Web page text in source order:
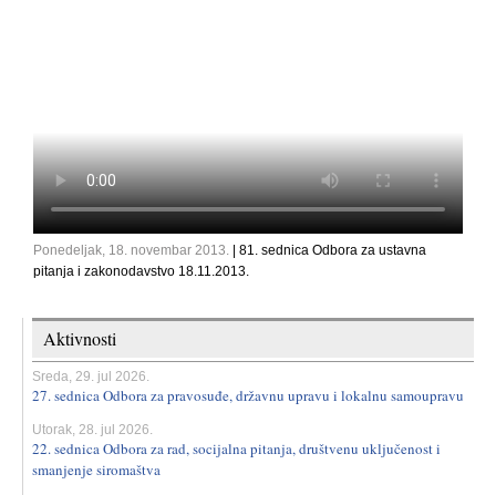
Ponedeljak, 18. novembar 2013.
| 81. sednica Odbora za ustavna
pitanja i zakonodavstvo 18.11.2013.
Aktivnosti
Sreda, 29. jul 2026.
27. sednica Odbora za pravosuđe, državnu upravu i lokalnu samoupravu
Utorak, 28. jul 2026.
22. sednica Odbora za rad, socijalna pitanja, društvenu uključenost i
smanjenje siromaštva